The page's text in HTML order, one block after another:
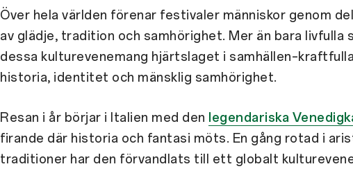
Över hela världen förenar festivaler människor genom
av glädje, tradition och samhörighet. Mer än bara livfulla
dessa kulturevenemang hjärtslaget i
historia, identitet och mänsklig samhörighet.
Resan i år börjar i Italien med den legendariska
firande där historia och fantasi möts. En gång rotad i
traditioner har den förvandlats till ett globalt